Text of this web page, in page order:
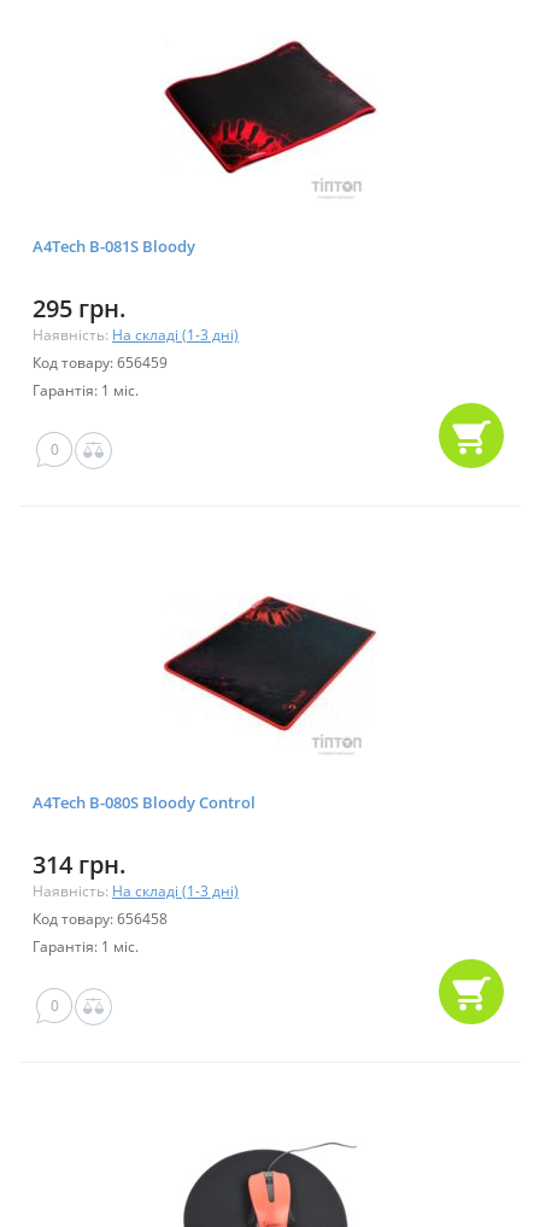
A4Tech B-081S Bloody
295 грн.
Наявність: На складі (1-3 дні)
Код товару: 656459
Гарантія: 1 міс.
0
A4Tech B-080S Bloody Control
314 грн.
Наявність: На складі (1-3 дні)
Код товару: 656458
Гарантія: 1 міс.
0